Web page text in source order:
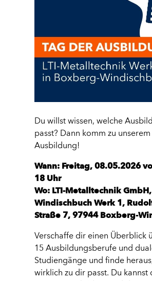
Du willst wissen, welche
passt? Dann komm zu
Ausbildung!
Wann: Freitag, 08.05.2026
18 Uhr
Wo: LTI-Metalltechnik GmbH,
Windischbuch Werk 1,
Straße 7, 97944 Boxberg-
Verschaffe dir einen Überblick
15 Ausbildungsberufe und
Studiengänge und finde
wirklich zu dir passt. Du kannst